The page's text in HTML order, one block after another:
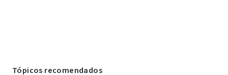
Tópicos recomendados